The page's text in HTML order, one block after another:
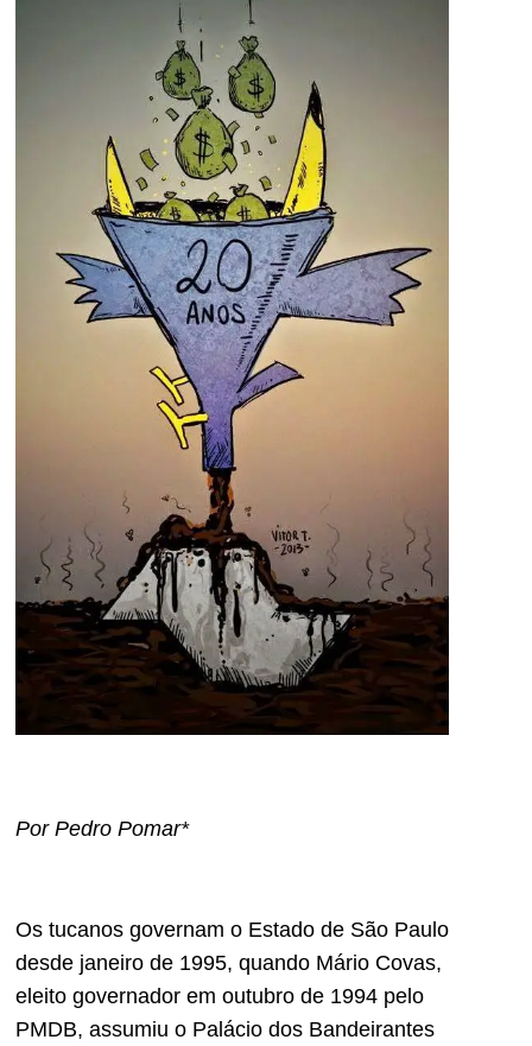
Por Pedro Pomar*
Os tucanos governam o Estado de São Paulo
desde janeiro de 1995, quando Mário Covas,
eleito governador em outubro de 1994 pelo
PMDB, assumiu o Palácio dos Bandeirantes